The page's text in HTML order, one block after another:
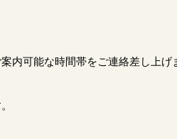
内可能な時間帯をご連絡差し上げ